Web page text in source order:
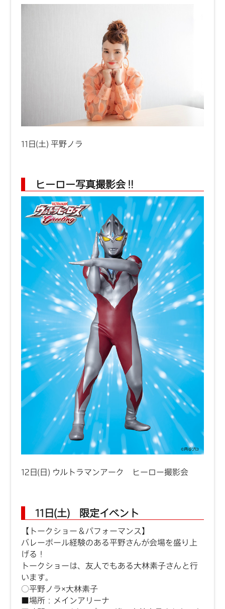
11日(土) 平野ノラ
ヒーロー写真撮影会‼
12日(日) ウルトラマンアーク ヒーロー撮影会
11日(土) 限定イベント
【トークショー＆パフォーマンス】
バレーボール経験のある平野さんが会場を盛り上
げる！
トークショーは、友人でもある大林素子さんと行
います。
○平野ノラ×大林素子
■場所：メインアリーナ